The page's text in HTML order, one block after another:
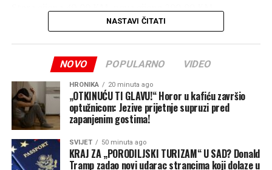
oglašavanje na račun
njihove egzistencije“,
zaključio je Aleksandar
Simić.
Stara cijena 40,00 KM, nova cijena 200,00 KM.
– Sezonska porodična ulaznica:
Stara cijena 50,00 KM, nova cijena 300,00 KM.
– Posebna taksa (dodatna) za ulaz u prašumu Perućicu je
70,00 KM.
– Ulaz na spomenik do sada se nije naplaćivao, od sada
5,00 KM po osobi.
– Postavljanje šatora 30,00 KM po danu
NASTAVI ČITATI
NOVO POPULARNO VIDEO
HRONIKA 20 minuta ago
„OTKINUĆU TI GLAVU!“ Horor u kafiću završio
optužnicom: Jezive prijetnje supruzi pred
zapanjenim gostima!
SVIJET 50 minuta ago
KRAJ ZA „PORODILJSKI TURIZAM“ U SAD? Donald
Tramp zadao novi udarac strancima koji dolaze u